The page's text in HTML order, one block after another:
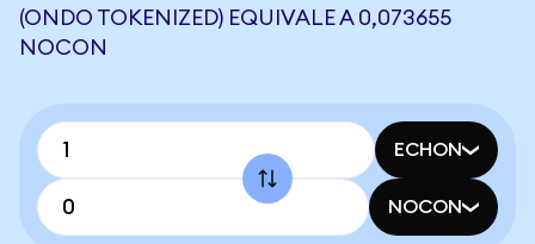
(ONDO TOKENIZED) EQUIVALE A 0,073655
NOCON
ECHON
NOCON